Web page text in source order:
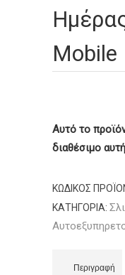
Mobile
Αυτό το
διαθέσιμο
ΚΩΔΙΚΌΣ
ΚΑΤΗΓΟΡΊΑ:
Περιγραφή